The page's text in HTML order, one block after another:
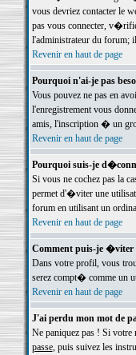
vous devriez contacter le
pas vous connecter,
l'administrateur du
Revenir en haut de page
Pourquoi n'ai-je pas
Vous pouvez ne pas en
l'enregistrement vous
amis, l'inscription � un
Revenir en haut de page
Pourquoi suis-je
Si vous ne cochez pas la
permet d'�viter une
forum en utilisant un
Revenir en haut de page
Comment puis-je �viter
Dans votre profil, vous
serez compt� comme un
Revenir en haut de page
J'ai perdu mon mot de
Ne paniquez pas ! Si
passe, puis suivez les